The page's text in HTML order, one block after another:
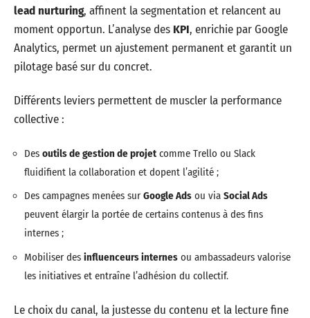
lead nurturing, affinent la segmentation et relancent au
moment opportun. L’analyse des KPI, enrichie par Google
Analytics, permet un ajustement permanent et garantit un
pilotage basé sur du concret.
Différents leviers permettent de muscler la performance
collective :
Des outils de gestion de projet comme Trello ou Slack
fluidifient la collaboration et dopent l’agilité ;
Des campagnes menées sur Google Ads ou via Social Ads
peuvent élargir la portée de certains contenus à des fins
internes ;
Mobiliser des influenceurs internes ou ambassadeurs valorise
les initiatives et entraîne l’adhésion du collectif.
Le choix du canal, la justesse du contenu et la lecture fine